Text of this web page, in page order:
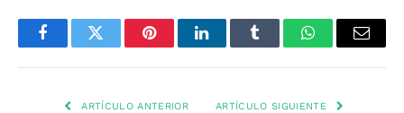
FacebookTwitter PinterestLinkedInTumblr WhatsAppEmail
ARTÍCULO ANTERIOR ARTÍCULO SIGUIENTE